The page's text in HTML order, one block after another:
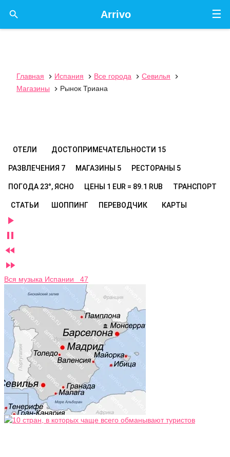
☰
Arrivo

Главная  Испания  Все города  Севилья

Магазины
 Рынок Триана
ОТЕЛИ ДОСТОПРИМЕЧАТЕЛЬНОСТИ 15
РАЗВЛЕЧЕНИЯ 7 МАГАЗИНЫ 5 РЕСТОРАНЫ 5
ПОГОДА 23°, ЯСНО ЦЕНЫ 1 EUR = 89.1 RUB ТРАНСПОРТ
СТАТЬИ ШОППИНГ ПЕРЕВОДЧИК КАРТЫ




Вся музыка Испании 47